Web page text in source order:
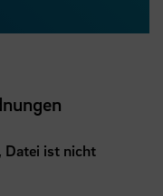
Datei ist nicht